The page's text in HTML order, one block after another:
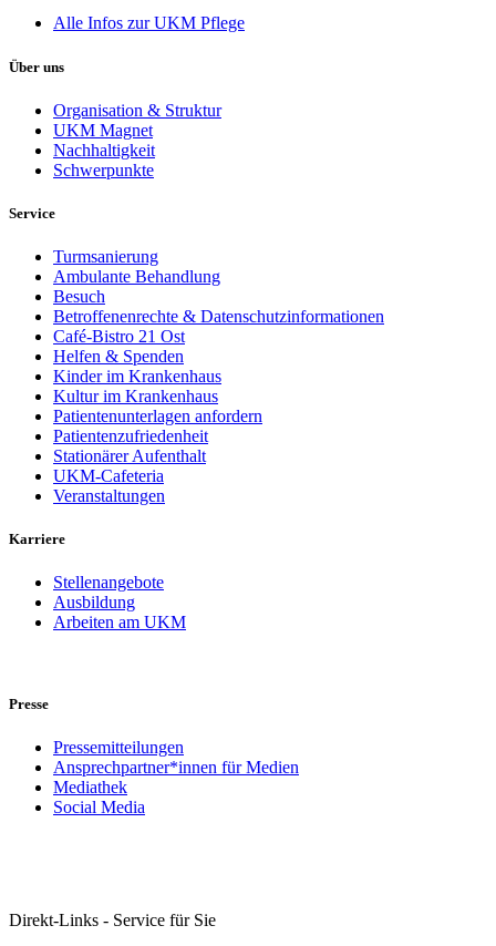
Alle Infos zur UKM Pflege
Über uns
Organisation & Struktur
UKM Magnet
Nachhaltigkeit
Schwerpunkte
Service
Turmsanierung
Ambulante Behandlung
Besuch
Betroffenenrechte & Datenschutzinformationen
Café-Bistro 21 Ost
Helfen & Spenden
Kinder im Krankenhaus
Kultur im Krankenhaus
Patientenunterlagen anfordern
Patientenzufriedenheit
Stationärer Aufenthalt
UKM-Cafeteria
Veranstaltungen
Karriere
Stellenangebote
Ausbildung
Arbeiten am UKM
Presse
Pressemitteilungen
Ansprechpartner*innen für Medien
Mediathek
Social Media
Direkt-Links - Service für Sie